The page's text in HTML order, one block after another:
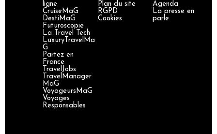
ligne
CruiseMaG
DestiMaG
Futuroscopie
La Travel Tech
LuxuryTravelMa
G
Partez en
France
TravelJobs
TravelManager
MaG
VoyageursMaG
Voyages
Responsables
Plan du site
RGPD
Cookies
Agenda
La presse en
parle